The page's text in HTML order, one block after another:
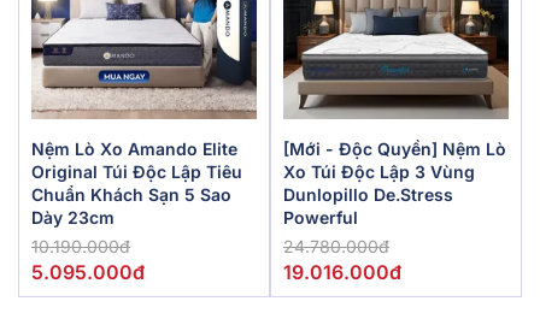
Nệm Lò Xo Amando Elite
Original Túi Độc Lập Tiêu
Chuẩn Khách Sạn 5 Sao
Dày 23cm
10.190.000đ
5.095.000đ
[Mới - Độc Quyền] Nệm Lò
Xo Túi Độc Lập 3 Vùng
Dunlopillo De.Stress
Powerful
24.780.000đ
19.016.000đ